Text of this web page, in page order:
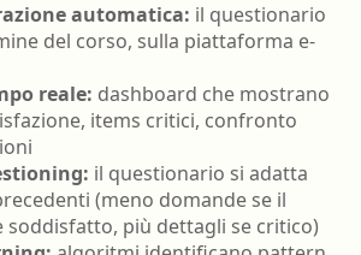
automatica: il questionario
del corso, sulla piattaforma e-
reale: dashboard che mostrano
items critici, confronto
il questionario si adatta
(meno domande se il
soddisfatto, più dettagli se critico)